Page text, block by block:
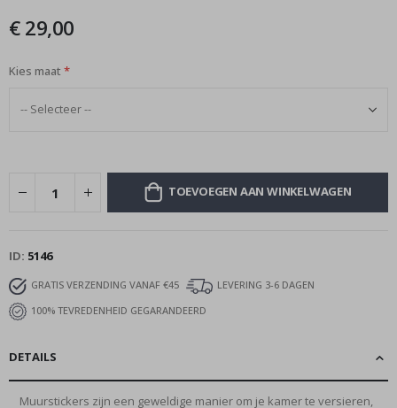
gallerij
€ 29,00
Kies maat
TOEVOEGEN AAN WINKELWAGEN
ID 5146
GRATIS VERZENDING VANAF €45
LEVERING 3-6 DAGEN
100% TEVREDENHEID GEGARANDEERD
DETAILS
Muurstickers zijn een geweldige manier om je kamer te versieren,